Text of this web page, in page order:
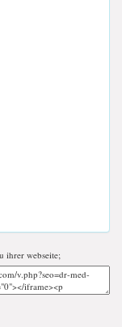
ihrer webseite;